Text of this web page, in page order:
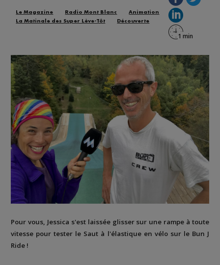
Le Magazine Radio Mont Blanc
Animation
La Matinale des Super Lève-Tôt
Découverte
Pour vous, Jessica s'est laissée glisser sur une rampe à toute
vitesse pour tester le Saut à l'élastique en vélo sur le Bun J
Ride !